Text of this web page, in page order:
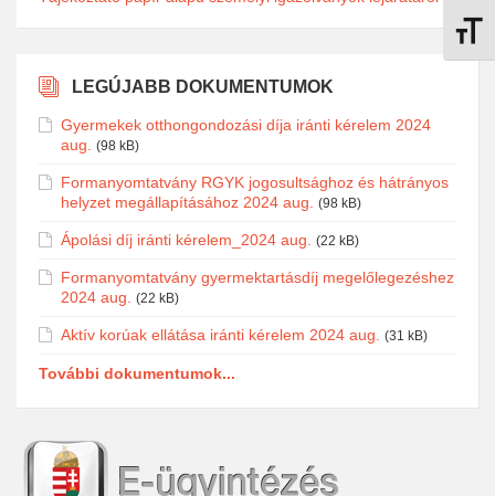
LEGÚJABB DOKUMENTUMOK
Gyermekek otthongondozási díja iránti kérelem 2024
aug.
(98 kB)
Formanyomtatvány RGYK jogosultsághoz és hátrányos
helyzet megállapításához 2024 aug.
(98 kB)
Ápolási díj iránti kérelem_2024 aug. (22 kB)
Formanyomtatvány gyermektartásdíj megelőlegezéshez
2024 aug.
(22 kB)
Aktív korúak ellátása iránti kérelem 2024 aug. (31 kB)
További dokumentumok...